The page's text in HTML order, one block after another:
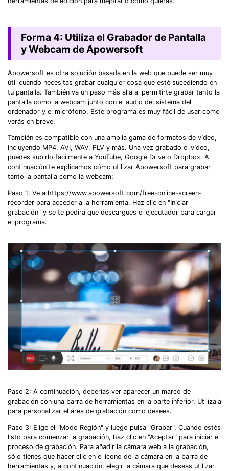
Forma 4: Utiliza el Grabador de Pantalla
y Webcam de Apowersoft
Apowersoft es otra solución basada en la web que puede ser muy
útil cuando necesitas grabar cualquier cosa que esté sucediendo en
tu pantalla. También va un paso más allá al permitirte grabar tanto la
pantalla como la webcam junto con el audio del sistema del
ordenador y el micrófono. Este programa es muy fácil de usar como
verás en breve.
También es compatible con una amplia gama de formatos de vídeo,
incluyendo MP4, AVI, WAV, FLV y más. Una vez grabado el vídeo,
puedes subirlo fácilmente a YouTube, Google Drive o Dropbox. A
continuación te explicamos cómo utilizar Apowersoft para grabar
tanto la pantalla como la webcam;
Paso 1: Ve a https://www.apowersoft.com/free-online-screen-
recorder para acceder a la herramienta. Haz clic en "Iniciar
grabación" y se te pedirá que descargues el ejecutador para cargar
el programa.
Paso 2: A continuación, deberías ver aparecer un marco de
grabación con una barra de herramientas en la parte inferior. Utilízala
para personalizar el área de grabación como desees.
Paso 3: Elige el "Modo Región" y luego pulsa "Grabar". Cuando estés
listo para comenzar la grabación, haz clic en "Aceptar" para iniciar el
proceso de grabación. Para añadir la cámara web a la grabación,
sólo tienes que hacer clic en el icono de la cámara en la barra de
herramientas y, a continuación, elegir la cámara que deseas utilizar.